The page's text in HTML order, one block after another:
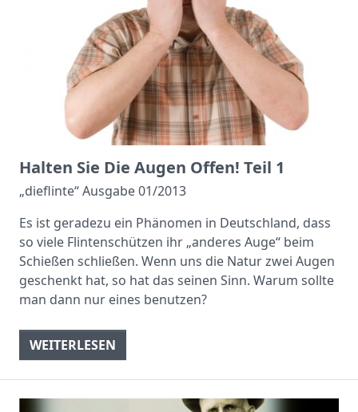
Halten Sie Die Augen Offen! Teil 1
„dieflinte“ Ausgabe 01/2013
Es ist geradezu ein Phänomen in Deutschland, dass
so viele Flintenschützen ihr „anderes Auge“ beim
Schießen schließen. Wenn uns die Natur zwei Augen
geschenkt hat, so hat das seinen Sinn. Warum sollte
man dann nur eines benutzen?
WEITERLESEN